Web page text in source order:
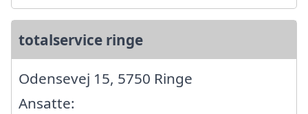
totalservice ringe
Odensevej 15, 5750 Ringe
Ansatte: